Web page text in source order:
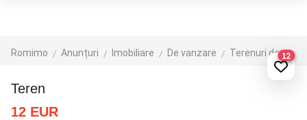
Romimo Anunțuri Imobiliare De vanzare Terenuri de vanzare12
Teren
12 EUR